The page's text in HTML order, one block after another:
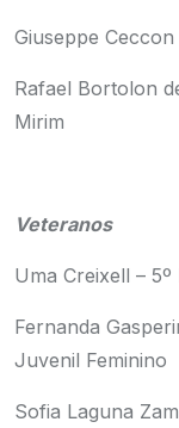
Giuseppe
Rafael Bortolon
Mirim
Veteranos
Uma Creixell –
Fernanda
Juvenil Feminino
Sofia Laguna